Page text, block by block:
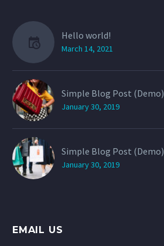
Hello world!
March 14, 2021
Simple Blog Post (Demo)
January 30, 2019
Simple Blog Post (Demo)
January 30, 2019
EMAIL US